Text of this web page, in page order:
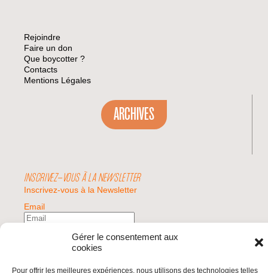
Gérer le consentement aux
cookies
Pour offrir les meilleures expériences, nous utilisons des technologies telles
Rejoindre
Faire un don
Que boycotter ?
Contacts
Mentions Légales
ARCHIVES
INSCRIVEZ-VOUS À LA NEWSLETTER
Inscrivez-vous à la Newsletter
Email
Valider